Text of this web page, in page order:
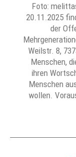
Foto:
20.11.2025
der
Weilstr. 8,
Menschen,
ihren
Menschen
wollen.